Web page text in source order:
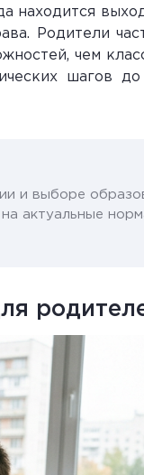
находится
Родители
чем
шагов
и выборе
актуальные